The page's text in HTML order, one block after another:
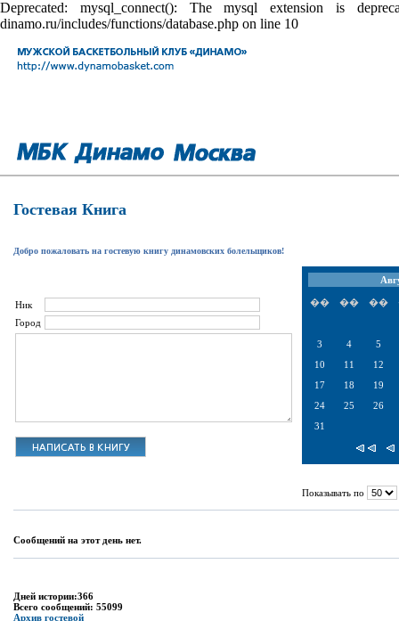
Deprecated: mysql_connect(): The mysql extension is
dinamo.ru/includes/functions/database.php on line 10
Гостевая Книга
Добро пожаловать на гостевую книгу динамовских болельщиков!
Ник
Город
�� �� ��
3 4
5
10
11
12
17
18
19
24
25
26
31
Показывать по
Сообщений на этот день нет.
Дней истории:366
Всего сообщений: 55099
Архив гостевой